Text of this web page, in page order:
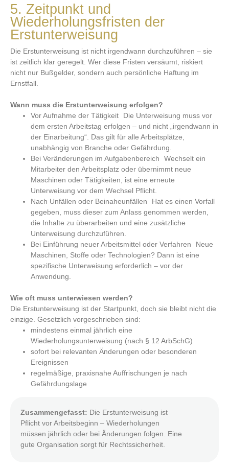
5. Zeitpunkt und
Wiederholungsfristen der
Erstunterweisung
Die Erstunterweisung ist nicht irgendwann durchzuführen – sie
ist zeitlich klar geregelt. Wer diese Fristen versäumt, riskiert
nicht nur Bußgelder, sondern auch persönliche Haftung im
Ernstfall.
Wann muss die Erstunterweisung erfolgen?
Vor Aufnahme der Tätigkeit Die Unterweisung muss vor
dem ersten Arbeitstag erfolgen – und nicht „irgendwann in
der Einarbeitung“. Das gilt für alle Arbeitsplätze,
unabhängig von Branche oder Gefährdung.
Bei Veränderungen im Aufgabenbereich Wechselt ein
Mitarbeiter den Arbeitsplatz oder übernimmt neue
Maschinen oder Tätigkeiten, ist eine erneute
Unterweisung vor dem Wechsel Pflicht.
Nach Unfällen oder Beinaheunfällen Hat es einen Vorfall
gegeben, muss dieser zum Anlass genommen werden,
die Inhalte zu überarbeiten und eine zusätzliche
Unterweisung durchzuführen.
Bei Einführung neuer Arbeitsmittel oder Verfahren Neue
Maschinen, Stoffe oder Technologien? Dann ist eine
spezifische Unterweisung erforderlich – vor der
Anwendung.
Wie oft muss unterwiesen werden?
Die Erstunterweisung ist der Startpunkt, doch sie bleibt nicht die
einzige. Gesetzlich vorgeschrieben sind:
mindestens einmal jährlich eine
Wiederholungsunterweisung (nach § 12 ArbSchG)
sofort bei relevanten Änderungen oder besonderen
Ereignissen
regelmäßige, praxisnahe Auffrischungen je nach
Gefährdungslage
Zusammengefasst: Die Erstunterweisung ist
Pflicht vor Arbeitsbeginn – Wiederholungen
müssen jährlich oder bei Änderungen folgen. Eine
gute Organisation sorgt für Rechtssicherheit.